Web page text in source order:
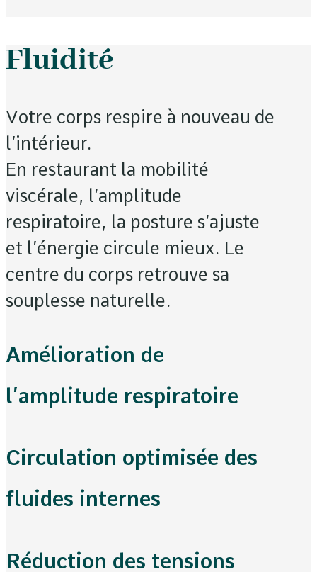
Fluidité
Votre corps respire à nouveau de
l’intérieur.
En restaurant la mobilité
viscérale, l’amplitude
respiratoire, la posture s’ajuste
et l’énergie circule mieux. Le
centre du corps retrouve sa
souplesse naturelle.
Amélioration de
l’amplitude respiratoire
Circulation optimisée des
fluides internes
Réduction des tensions